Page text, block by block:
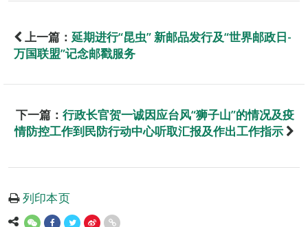
上一篇： 延期进行“昆虫” 新邮品发行及“世界邮政日-
万国联盟”记念邮戳服务
下一篇： 行政长官贺一诚因应台风“狮子山”的情况及疫
情防控工作到民防行动中心听取汇报及作出工作指示
列印本页